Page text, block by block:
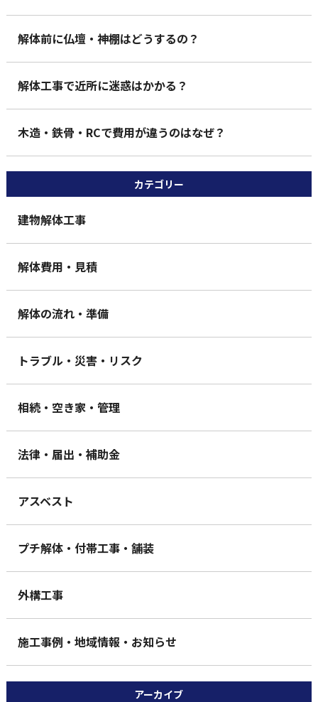
解体前に仏壇・神棚はどうするの？
解体工事で近所に迷惑はかかる？
木造・鉄骨・RCで費用が違うのはなぜ？
カテゴリー
建物解体工事
解体費用・見積
解体の流れ・準備
トラブル・災害・リスク
相続・空き家・管理
法律・届出・補助金
アスベスト
プチ解体・付帯工事・舗装
外構工事
施工事例・地域情報・お知らせ
アーカイブ